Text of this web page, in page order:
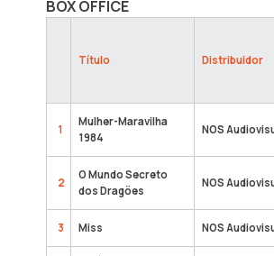
BOX OFFICE
Título Distribuidor
1
Mulher-Maravilha
1984
NOS
2
O Mundo Secreto
dos Dragões
NOS
3 Miss NOS